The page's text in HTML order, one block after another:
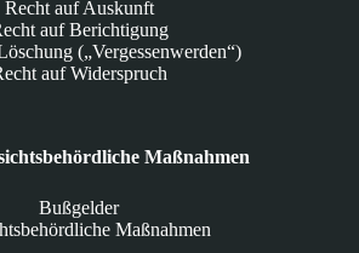
Recht auf Auskunft
auf Berichtigung
(„Vergessenwerden“)
auf Widerspruch
Maßnahmen
Bußgelder
Maßnahmen